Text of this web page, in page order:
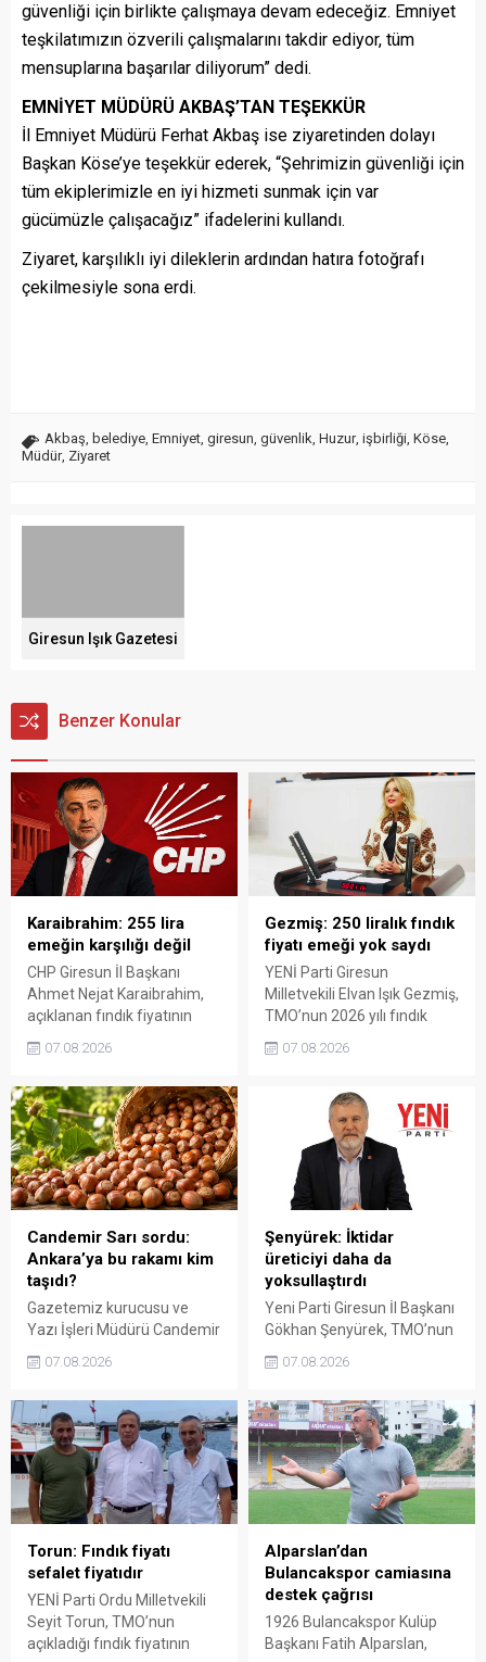
güvenliği için birlikte çalışmaya devam edeceğiz. Emniyet
teşkilatımızın özverili çalışmalarını takdir ediyor, tüm
mensuplarına başarılar diliyorum” dedi.
EMNİYET MÜDÜRÜ AKBAŞ’TAN TEŞEKKÜR
İl Emniyet Müdürü Ferhat Akbaş ise ziyaretinden dolayı
Başkan Köse’ye teşekkür ederek, “Şehrimizin güvenliği için
tüm ekiplerimizle en iyi hizmeti sunmak için var
gücümüzle çalışacağız” ifadelerini kullandı.
Ziyaret, karşılıklı iyi dileklerin ardından hatıra fotoğrafı
çekilmesiyle sona erdi.
Akbaş, belediye, Emniyet, giresun, güvenlik, Huzur, işbirliği, Köse,
Müdür, Ziyaret
Giresun Işık Gazetesi
Benzer Konular
Karaibrahim: 255 lira
emeğin karşılığı değil
CHP Giresun İl Başkanı
Ahmet Nejat Karaibrahim,
açıklanan fındık fiyatının
karşısında yetersiz kaldığını
emeğinin korunmasını
istedi. Karaibrahim,
sürdürülebilir üretim için
fiyat politikasının yeniden
değerlendirilmesi gerektiğini
söyledi.
07.08.2026
Gezmiş: 250 liralık fındık
fiyatı emeği yok saydı
YENİ Parti Giresun
Milletvekili Elvan Işık Gezmiş,
TMO’nun 2026 yılı fındık
Açıklanan rakamın üreticinin
karşılamadığını belirten
Gezmiş, “Üreticiyi yok
sayanı, günü geldiğinde
üretici de yok sayacaktır”
dedi.
07.08.2026
Candemir Sarı sordu:
Ankara’ya bu rakamı kim
taşıdı?
Gazetemiz kurucusu ve
Yazı İşleri Müdürü Candemir
tartışmalarını köşesine
300 liraya ulaştığı bir
dönemde Ankara’ya 240
liralık fiyat teklifi
götürüldüğü iddiasını
gündeme getiren Sarı,
Giresun milletvekillerini açık
ve net bir cevap vermeye
çağırdı.
07.08.2026
Şenyürek: İktidar
üreticiyi daha da
yoksullaştırdı
Yeni Parti Giresun İl Başkanı
Gökhan Şenyürek, TMO’nun
açıkladığı 255 liralık fiyatı
nitelendirdi. Artışın yıllık
enflasyonun altında kaldığını
belirten Şenyürek, kararın
üreticiyi değil tekelleri
koruduğunu savundu.
07.08.2026
Torun: Fındık fiyatı
sefalet fiyatıdır
YENİ Parti Ordu Milletvekili
Seyit Torun, TMO’nun
açıkladığı fındık fiyatının
Alparslan’dan
Bulancakspor camiasına
destek çağrısı
1926 Bulancakspor Kulüp
Başkanı Fatih Alparslan,